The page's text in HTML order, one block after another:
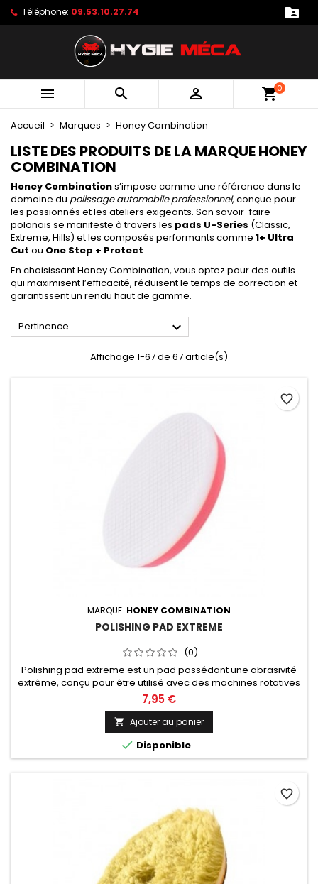
Téléphone: 09.53.10.27.74 
   shopping_cart0
Accueil Marques Honey Combination
LISTE DES PRODUITS DE LA MARQUE HONEY
COMBINATION
Honey Combinations’impose comme une référence dans le
domaine du polissage automobile professionnel, conçue pour
les passionnés et les ateliers exigeants. Son savoir-faire
polonais se manifeste à travers les pads U-Series (Classic,
Extreme, Hills) et les composés performants comme 1+ Ultra
Cut ou One Step + Protect.
En choisissant Honey Combination, vous optez pour des outils
qui maximisent l’efficacité, réduisent le temps de correction et
garantissent un rendu haut de gamme.
Pertinence 
Affichage 1-67 de 67 article(s)
MARQUE: HONEY COMBINATION
POLISHING PAD EXTREME
(0)
Polishing pad extreme est un pad possédant une abrasivité
extrême, conçu pour être utilisé avec des machines rotatives
et orbitales. Diamètre de 75, 125 ou 150mm au choix.
7,95 €
 Ajouter au panier
 Disponible
favorite_border
favorite_border
Mes produits favoris ×
Créer une nouvelle liste
((modalTitle)) ×
((confirmMessage))
((cancelText)) ((modalDeleteText))
Créer une liste de favoris ×
Nom de la liste de favoris
Connexion ×
Vous devez être connecté pour ajouter des produits
à votre liste de favoris.
Annuler